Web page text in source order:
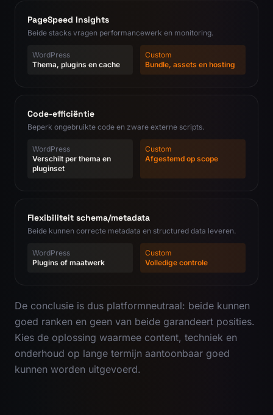
PageSpeed Insights
Beide stacks vragen performancewerk en monitoring.
WordPress
Thema, plugins en cache
Custom
Bundle, assets en hosting
Code-efficiëntie
Beperk ongebruikte code en zware externe scripts.
WordPress
Verschilt per thema en
pluginset
Custom
Afgestemd op scope
Flexibiliteit schema/metadata
Beide kunnen correcte metadata en structured data leveren.
WordPress
Plugins of maatwerk
Custom
Volledige controle
De conclusie is dus platformneutraal: beide kunnen
goed ranken en geen van beide garandeert posities.
Kies de oplossing waarmee content, techniek en
onderhoud op lange termijn aantoonbaar goed
kunnen worden uitgevoerd.